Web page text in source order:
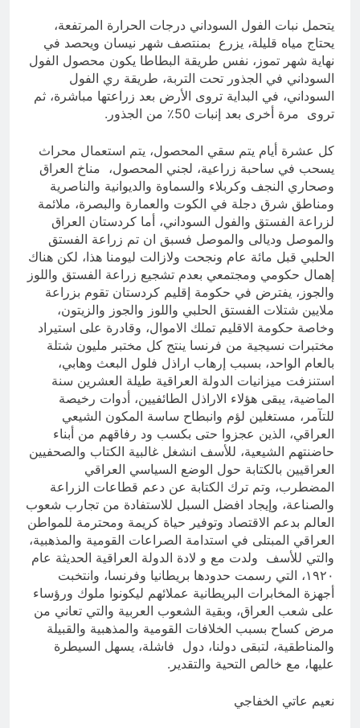
يتحمل نبات الفول السوداني درجات الحرارة المرتفعة،
يحتاج مياه قليلة، يزرع بمنتصف شهر نيسان ويحصد في
نهاية شهر تموز، نفس طريقة البطاطا يكون محصول الفول
السوداني في الجذور تحت التربة، طريقة ري الفول
السوداني، في البداية تروى الأرض بعد زراعتها مباشرة، ثم
تروى مرة أخرى بعد إنبات 50٪ من الجذور.
كل عشرة أيام يتم سقي المحصول، يتم استعمال محراث
يسحب في ساحبة زراعية، لجني المحصول، مناخ العراق
وصحاري النجف وكربلاء والسماوة والديوانية والناصرية
ومناطق شرق دجلة في الكوت والعمارة والبصرة، ملائمة
لزراعة الفستق والفول السوداني، أما كردستان العراق
والموصل وديالى والموصل فسبق ان تم زراعة الفستق
الحلبي قبل مائة عام ونجحت ولازالت ليومنا هذا، لكن هناك
إهمال حكومي ومجتمعي بعدم تشجيع زراعة الفستق واللوز
والجوز، يفترض في حكومة إقليم كردستان تقوم بزراعة
ملايين شتلات الفستق الحلبي واللوز والجوز والزيتون،
وخاصة حكومة الاقليم تملك الاموال، وقادرة على استيراد
مختبرات نسيجية من فرنسا ينتج كل مختبر مليون شتلة
بالعام الواحد، بسبب إرهاب اراذل فلول البعث وهابي،
استنزفت ميزانيات الدولة العراقية طيلة العشرين سنة
الماضية، يبقى هؤلاء الاراذل الطائفيين، أدوات رخيصة
للتآمر، مستغلين لؤم وانبطاح ساسة المكون الشيعي
العراقي، الذين عجزوا حتى بكسب ود رفاقهم من أبناء
حاضنتهم الشيعية، للأسف انشغل غالبية الكتاب والصحفيين
العراقيين بالكتابة حول الوضع السياسي العراقي
المضطرب، وتم ترك الكتابة عن دعم قطاعات الزراعة
والصناعة، وإيجاد افضل السبل للاستفادة من تجارب شعوب
العالم بدعم الاقتصاد وتوفير حياة كريمة ومحترمة للمواطن
العراقي المبتلى في استدامة الصراعات القومية والمذهبية،
والتي للأسف ولدت مع و لادة الدولة العراقية الحديثة عام
١٩٢٠، التي رسمت حدودها بريطانيا وفرنسا، وانتخبت
أجهزة المخابرات البريطانية عملائهم ليكونوا ملوك ورؤساء
على شعب العراق، وبقية الشعوب العربية والتي تعاني من
مرض كساح بسبب الخلافات القومية والمذهبية والقبيلة
والمناطقية، لتبقى دولنا، دول فاشلة، يسهل السيطرة
عليها، مع خالص التحية والتقدير.
نعيم عاتي الخفاجي